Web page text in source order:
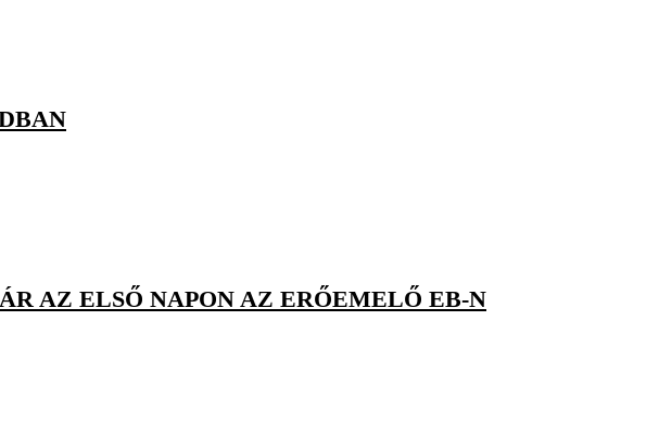
AZ ELSŐ NAPON AZ ERŐEMELŐ EB-N